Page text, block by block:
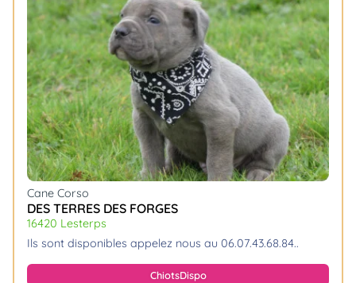
Cane Corso
DES TERRES DES FORGES
16420 Lesterps
ils sont disponibles appelez nous au 06.07.43.68.84
ChiotsDispo